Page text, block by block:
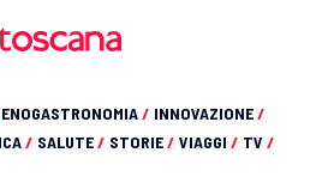
ENOGASTRONOMIA/ INNOVAZIONE/
/ SALUTE/ STORIE/ VIAGGI / TV /